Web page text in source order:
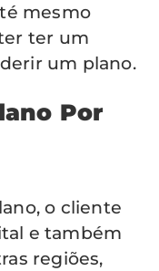
mesmo
ter um
um plano.
Por
o cliente
e também
regiões,